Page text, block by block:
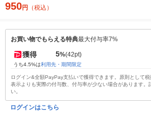
950円 （税込）
お買い物でもらえる特典最大付与率7%
獲得 5%(42pt)
うち4.5%は利用先・期間限定
ログイン&全額PayPay支払いで獲得できます。原則として税
表示よりも実際の付与数、付与率が少ない場合があります。
い。
ログインはこちら